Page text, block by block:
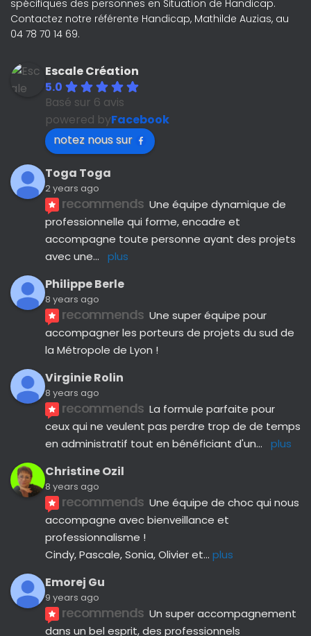
spécifiques des personnes en Situation de Handicap.
Contactez notre référente Handicap, Mathilde Auzias, au
04 78 70 14 69.
Escale Création
5.0
Basé sur 6 avis
powered byFacebook
notez nous sur
Toga Toga
2 years ago
recommends Une équipe dynamique de
professionnelle qui forme, encadre et
accompagne toute personne ayant des projets
avec une... plus
Philippe Berle
8 years ago
recommends Une super équipe pour
accompagner les porteurs de projets du sud de
la Métropole de Lyon !
Virginie Rolin
8 years ago
recommends La formule parfaite pour
ceux qui ne veulent pas perdre trop de de temps
en administratif tout en bénéficiant d'un... plus
Christine Ozil
8 years ago
recommends Une équipe de choc qui nous
accompagne avec bienveillance et
professionnalisme !
Cindy, Pascale, Sonia, Olivier et... plus
Emorej Gu
9 years ago
recommends Un super accompagnement
dans un bel esprit, des professionnels